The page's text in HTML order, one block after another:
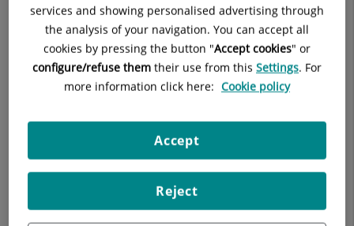
services and showing personalised advertising through
the analysis of your navigation. You can accept all
cookies by pressing the button "Accept cookies" or
configure/refuse them their use from this Settings. For
more information click here: Cookie policy
Reject
Accept